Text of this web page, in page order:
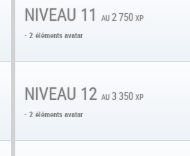
NIVEAU 11 au 2 750 xp
- 2 éléments avatar
NIVEAU 12 au 3 350 xp
- 2 éléments avatar